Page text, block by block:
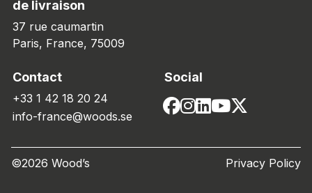
de livraison
37 rue caumartin
Paris, France, 75009
Contact
+33 1 42 18 20 24
info-france@woods.se
Social
©2026 Wood’s Privacy Policy